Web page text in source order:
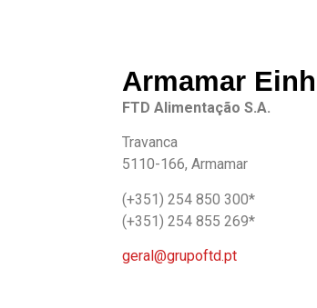
Armamar
FTD Alimentação S.A.
Travanca
5110-166, Armamar
(+351) 254 850 300*
(+351) 254 855 269*
geral@grupoftd.pt